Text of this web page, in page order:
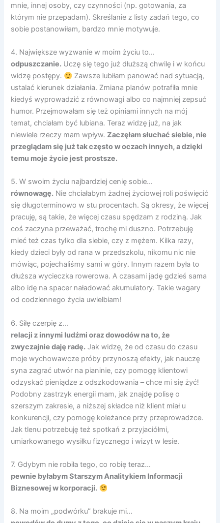
mnie, innej osoby, czy czynności (np. gotowania, za
którym nie przepadam). Skreślanie z listy zadań tego, co
sobie postanowiłam, bardzo mnie motywuje.
4. Największe wyzwanie w moim życiu to…
odpuszczanie. Uczę się tego już dłuższą chwilę i w końcu
widzę postępy.
Zawsze lubiłam panować nad sytuacją,
ustalać kierunek działania. Zmiana planów potrafiła mnie
kiedyś wyprowadzić z równowagi albo co najmniej zepsuć
humor. Przejmowałam się też opiniami innych na mój
temat, chciałam być lubiana. Teraz widzę już, na jak
niewiele rzeczy mam wpływ.Zaczęłam słuchać siebie, nie
przeglądam się już tak często w oczach innych, a dzięki
temu moje życie jest prostsze.
5. W swoim życiu najbardziej cenię sobie…
równowagę. Nie chciałabym żadnej życiowej roli poświęcić
się długoterminowo w stu procentach. Są okresy, że więcej
pracuję, są takie, że więcej czasu spędzam z rodziną. Jak
coś zaczyna przeważać, trochę mi duszno. Potrzebuję
mieć też czas tylko dla siebie, czy z mężem. Kilka razy,
kiedy dzieci były od rana w przedszkolu, nikomu nic nie
mówiąc, pojechaliśmy sami w góry. Innym razem była to
dłuższa wycieczka rowerowa. A czasami jadę gdzieś sama
albo idę na spacer naładować akumulatory. Takie wagary
od codziennego życia uwielbiam!
6. Siłę czerpię z…
relacji z innymi ludźmi oraz dowodów na to, że
zwyczajnie daję radę. Jak widzę, że od czasu do czasu
moje wychowawcze próby przynoszą efekty, jak nauczę
syna zagrać utwór na pianinie, czy pomogę klientowi
odzyskać pieniądze z odszkodowania – chce mi się żyć!
Podobny zastrzyk energii mam, jak znajdę polisę o
szerszym zakresie, a niższej składce niż klient miał u
konkurencji, czy pomogę koleżance przy przeprowadzce.
Jak tlenu potrzebuję też spotkań z przyjaciółmi,
umiarkowanego wysiłku fizycznego i wizyt w lesie.
7. Gdybym nie robiła tego, co robię teraz…
pewnie byłabym Starszym Analitykiem Informacji
Biznesowej w korporacji.
8. Na moim „podwórku” brakuje mi…